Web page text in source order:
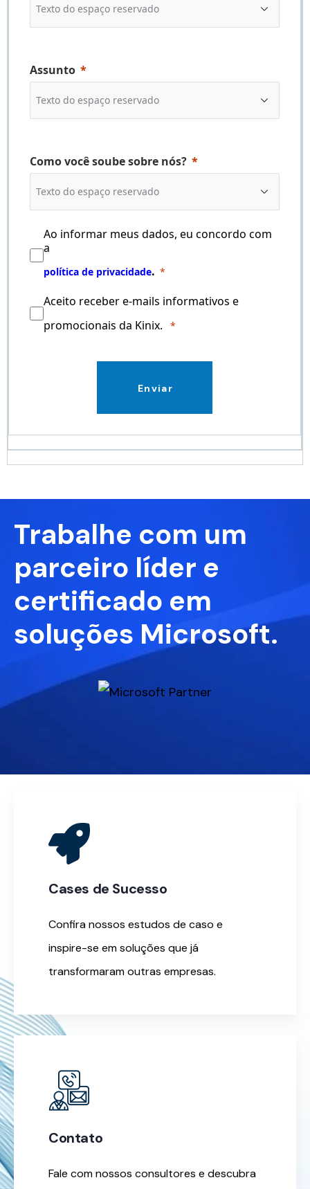
Assunto
Como você soube sobre nós?
Ao informar meus dados, eu concordo com
a
política de privacidade.
Aceito receber e-mails informativos e
promocionais da Kinix.
Enviar
Trabalhe com um
parceiro líder e
certificado em
soluções Microsoft.
Cases de Sucesso
Confira nossos estudos de caso e
inspire-se em soluções que já
transformaram outras empresas.
Contato
Fale com nossos consultores e descubra